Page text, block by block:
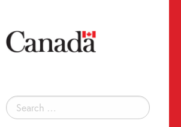
Search
for: